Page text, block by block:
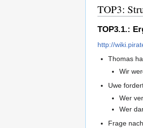
TOP3:
TOP3.1.:
http://
Thomas
Wir
Uwe
Wer
Wer
Frage